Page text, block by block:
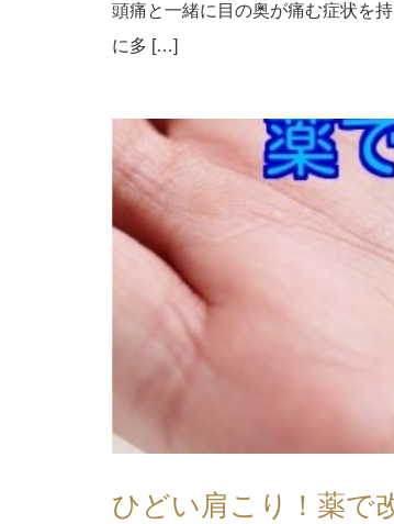
頭痛と一緒に目の奥が痛む症状を
に多 […]
ひどい肩こり！薬で